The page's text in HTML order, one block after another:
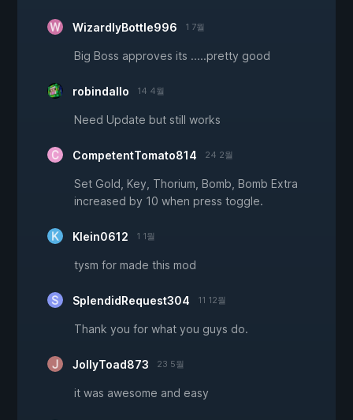
WizardlyBottle996 1 7월
Big Boss approves its .....pretty good
robindallo 14 4월
Need Update but still works
CompetentTomato814 24 2월
Set Gold, Key, Thorium, Bomb, Bomb Extra
increased by 10 when press toggle.
Klein0612 1 1월
tysm for made this mod
SplendidRequest304 11 12월
Thank you for what you guys do.
JollyToad873 23 5월
it was awesome and easy